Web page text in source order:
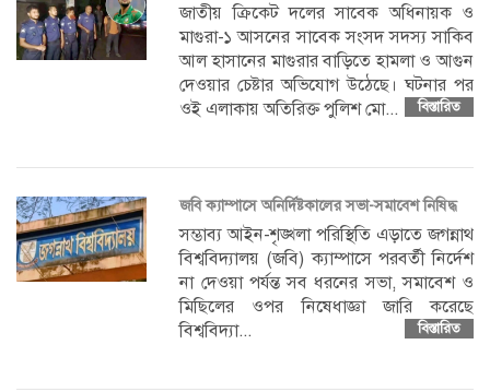
জাতীয় ক্রিকেট দলের সাবেক অধিনায়ক ও
মাগুরা-১ আসনের সাবেক সংসদ সদস্য সাকিব
আল হাসানের মাগুরার বাড়িতে হামলা ও আগুন
দেওয়ার চেষ্টার অভিযোগ উঠেছে। ঘটনার পর
ওই এলাকায় অতিরিক্ত পুলিশ মো...
বিস্তারিত
জবি ক্যাম্পাসে অনির্দিষ্টকালের সভা-সমাবেশ নিষিদ্ধ
সম্ভাব্য আইন-শৃঙ্খলা পরিস্থিতি এড়াতে জগন্নাথ
বিশ্ববিদ্যালয় (জবি) ক্যাম্পাসে পরবর্তী নির্দেশ
না দেওয়া পর্যন্ত সব ধরনের সভা, সমাবেশ ও
মিছিলের ওপর নিষেধাজ্ঞা জারি করেছে
বিশ্ববিদ্যা...
বিস্তারিত